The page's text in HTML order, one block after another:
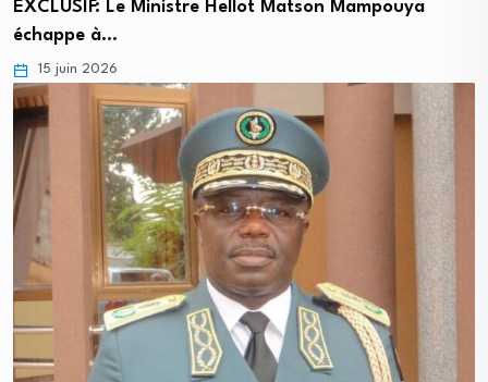
EXCLUSIF: Le Ministre Hellot Matson Mampouya
échappe à…
15 juin 2026